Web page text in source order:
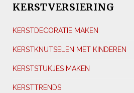
KERSTVERSIERING
KERSTDECORATIE MAKEN
KERSTKNUTSELEN MET KINDEREN
KERSTSTUKJES MAKEN
KERSTTRENDS